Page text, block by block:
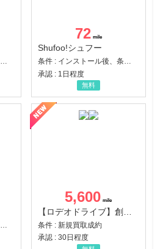
条件 : インストール後、条件達成
72
Shufoo!シュフー
条件 : インストール後、条件達成
承認 : 1日程度
無料
5,600
条件 : 新規買取成約
承認 : 30日程度